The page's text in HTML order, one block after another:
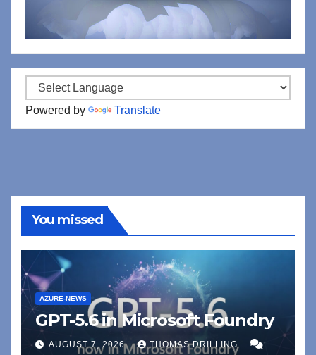
Powered by Translate
You missed
AZURE-NEWS
GPT-5.6 in Microsoft Foundry
AUGUST 7, 2026 THOMAS DRILLING